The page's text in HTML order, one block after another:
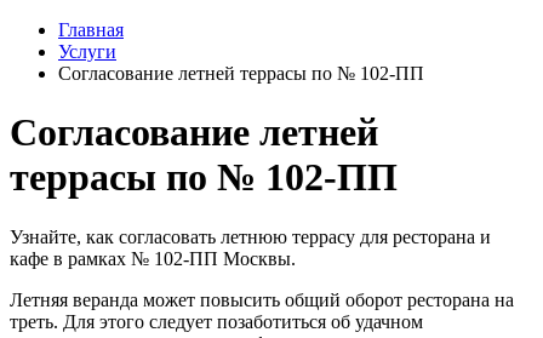
Главная
Услуги
Согласование летней террасы по № 102-ПП
Согласование летней
террасы по № 102-ПП
Узнайте, как согласовать летнюю террасу для ресторана и
кафе в рамках № 102-ПП Москвы.
Летняя веранда может повысить общий оборот ресторана на
треть. Для этого следует позаботиться об удачном